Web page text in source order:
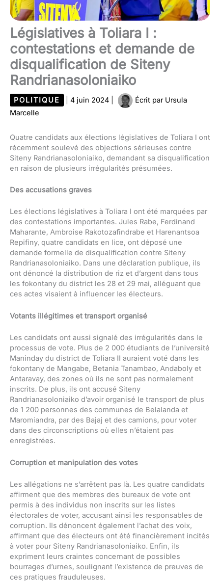
Législatives à Toliara I :
contestations et demande de
disqualification de Siteny
Randrianasoloniaiko
POLITIQUE 4 juin 2024 Écrit par Ursula
Marcelle
Quatre candidats aux élections législatives de Toliara I ont
récemment soulevé des objections sérieuses contre
Siteny Randrianasoloniaiko, demandant sa disqualification
en raison de plusieurs irrégularités présumées.
Des accusations graves
Les élections législatives à Toliara I ont été marquées par
des contestations importantes. Jules Rabe, Ferdinand
Maharante, Ambroise Rakotozafindrabe et Harenantsoa
Repifiny, quatre candidats en lice, ont déposé une
demande formelle de disqualification contre Siteny
Randrianasoloniaiko. Dans une déclaration publique, ils
ont dénoncé la distribution de riz et d’argent dans tous
les fokontany du district les 28 et 29 mai, alléguant que
ces actes visaient à influencer les électeurs.
Votants illégitimes et transport organisé
Les candidats ont aussi signalé des irrégularités dans le
processus de vote. Plus de 2 000 étudiants de l’université
Maninday du district de Toliara II auraient voté dans les
fokontany de Mangabe, Betania Tanambao, Andaboly et
Antaravay, des zones où ils ne sont pas normalement
inscrits. De plus, ils ont accusé Siteny
Randrianasoloniaiko d’avoir organisé le transport de plus
de 1 200 personnes des communes de Belalanda et
Maromiandra, par des Bajaj et des camions, pour voter
dans des circonscriptions où elles n’étaient pas
enregistrées.
Corruption et manipulation des votes
Les allégations ne s’arrêtent pas là. Les quatre candidats
affirment que des membres des bureaux de vote ont
permis à des individus non inscrits sur les listes
électorales de voter, accusant ainsi les responsables de
corruption. Ils dénoncent également l’achat des voix,
affirmant que des électeurs ont été financièrement incités
à voter pour Siteny Randrianasoloniaiko. Enfin, ils
expriment leurs craintes concernant de possibles
bourrages d’urnes, soulignant l’existence de preuves de
ces pratiques frauduleuses.